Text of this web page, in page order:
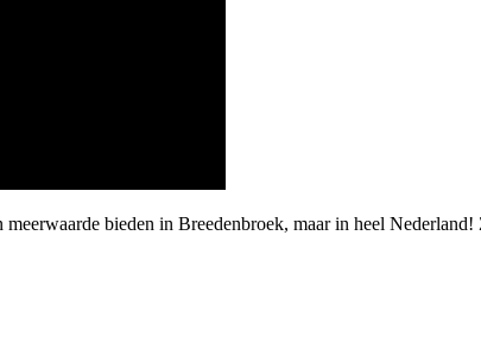
bieden in Breedenbroek, maar in heel